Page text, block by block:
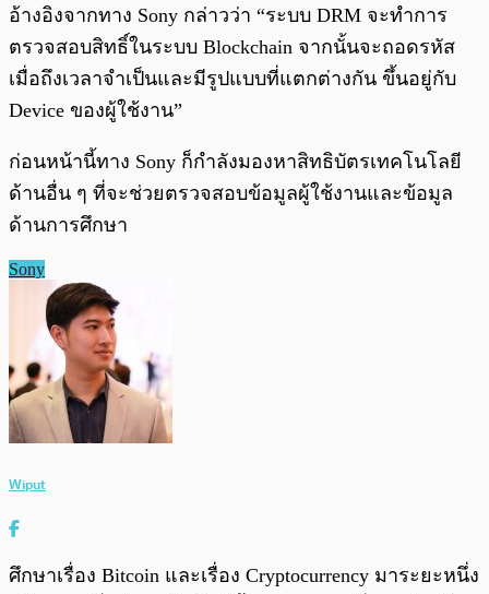
อ้างอิงจากทาง Sony กล่าวว่า “ระบบ DRM จะทำการ
ตรวจสอบสิทธิ์ในระบบ Blockchain จากนั้นจะถอดรหัส
เมื่อถึงเวลาจำเป็นและมีรูปแบบที่แตกต่างกัน ขึ้นอยู่กับ
Device ของผู้ใช้งาน”
ก่อนหน้านี้ทาง Sony ก็กำลังมองหาสิทธิบัตรเทคโนโลยี
ด้านอื่น ๆ ที่จะช่วยตรวจสอบข้อมูลผู้ใช้งานและข้อมูล
ด้านการศึกษา
Sony
Wiput
ศึกษาเรื่อง Bitcoin และเรื่อง Cryptocurrency มาระยะหนึ่ง